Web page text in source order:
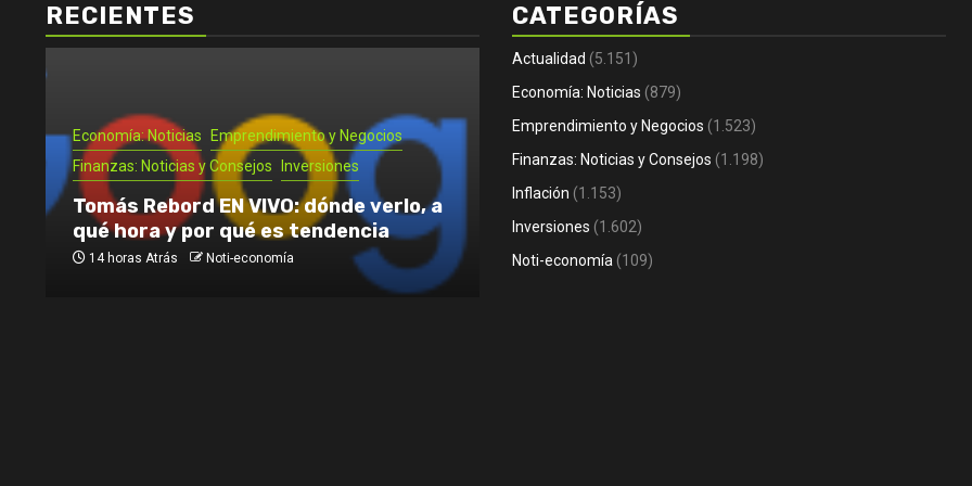
RECIENTES
Economía: Noticias
Emprendimiento y Negocios
Finanzas: Noticias y Consejos
Inversiones
Tomás Rebord EN VIVO: dónde verlo, a
qué hora y por qué es tendencia
14 horas Atrás Noti-economía
Emprendimiento y Negocios
Noti- Economia: Guía para que un
autónomo se vaya de vacaciones
2 días Atrás Noti-economía
CATEGORÍAS
Actualidad (5.151)
Economía: Noticias (879)
Emprendimiento y Negocios (1.523)
Finanzas: Noticias y Consejos (1.198)
Inflación (1.153)
Inversiones (1.602)
Noti-economía (109)